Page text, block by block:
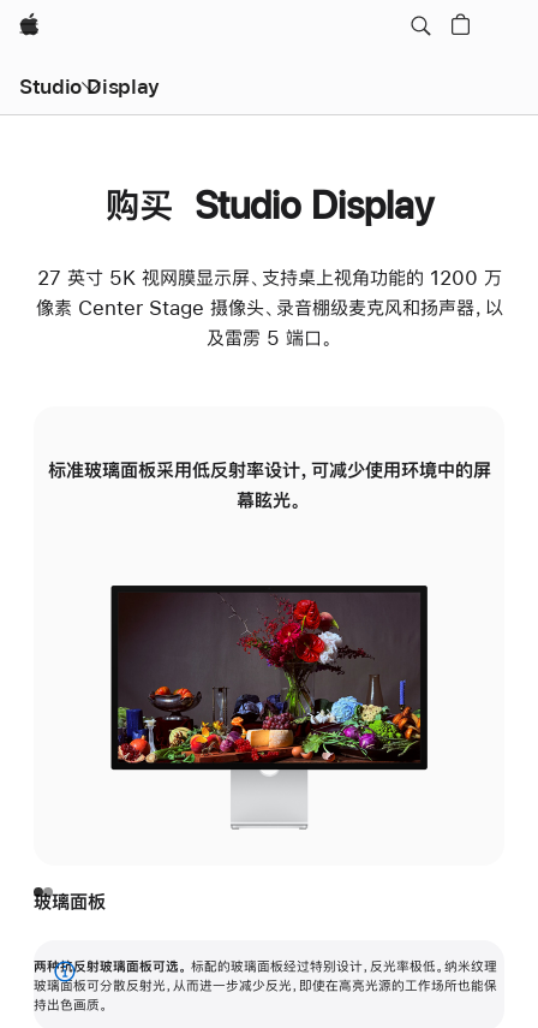
Apple
Studio Display
购买 Studio Display
27 英寸 5K 视网膜显示屏、支持桌上视角功能的 1200 万
像素 Center Stage 摄像头、录音棚级麦克风和扬声器，以
及雷雳 5 端口。
标准玻璃面板采用低反射率设计，可减少使用环境中的屏
幕眩光。
玻璃面板
两种抗反射玻璃面板可选。 标配的玻璃面板经过特别设计，反光率极低。纳米纹理
玻璃面板可分散反射光，从而进一步减少反光，即使在高亮光源的工作场所也能保
持出色画质。
展
开